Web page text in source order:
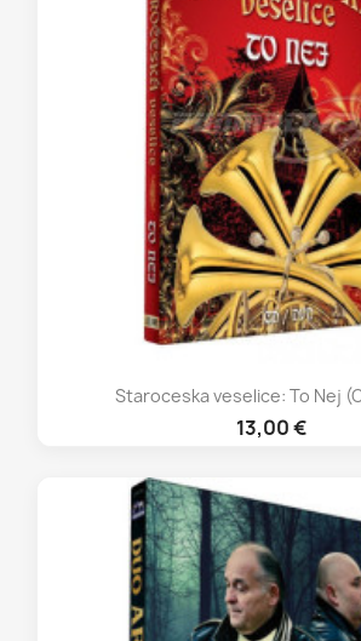
Staroceska veselice: To Nej
13,00 €